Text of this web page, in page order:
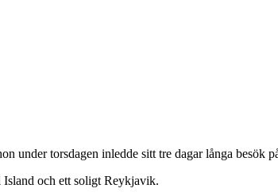
under torsdagen inledde sitt tre dagar långa besök
och ett soligt Reykjavik.